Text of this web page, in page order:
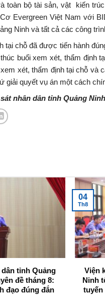
toàn bộ tài sản, vật kiến
Evergreen Việt Nam với
Ninh và tất cả các công
tại chỗ đã được tiến hành
buổi xem xét, thẩm định
xét, thẩm định tại chỗ
giải quyết vụ án một cách
nhân dân tỉnh Quảng Ninh
tỉnh Quảng
đề tháng 8:
đạo đúng đắn
Viện
Ninh
tuyến
04
Th8